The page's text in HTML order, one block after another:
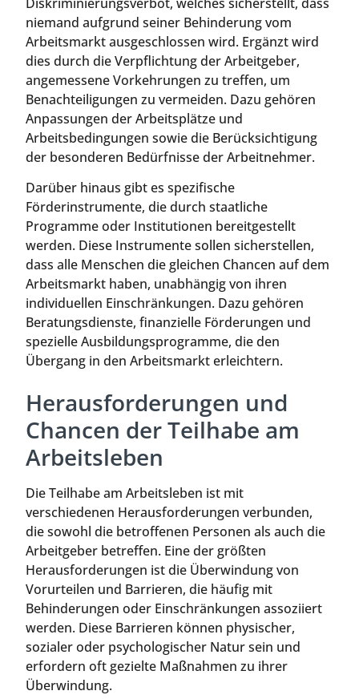
niemand aufgrund seiner Behinderung vom
Arbeitsmarkt ausgeschlossen wird. Ergänzt wird
dies durch die Verpflichtung der Arbeitgeber,
angemessene Vorkehrungen zu treffen, um
Benachteiligungen zu vermeiden. Dazu gehören
Anpassungen der Arbeitsplätze und
Arbeitsbedingungen sowie die Berücksichtigung
der besonderen Bedürfnisse der Arbeitnehmer.
Darüber hinaus gibt es spezifische
Förderinstrumente, die durch staatliche
Programme oder Institutionen bereitgestellt
werden. Diese Instrumente sollen sicherstellen,
dass alle Menschen die gleichen Chancen auf dem
Arbeitsmarkt haben, unabhängig von ihren
individuellen Einschränkungen. Dazu gehören
Beratungsdienste, finanzielle Förderungen und
spezielle Ausbildungsprogramme, die den
Übergang in den Arbeitsmarkt erleichtern.
Herausforderungen und
Chancen der Teilhabe am
Arbeitsleben
Die Teilhabe am Arbeitsleben ist mit
verschiedenen Herausforderungen verbunden,
die sowohl die betroffenen Personen als auch die
Arbeitgeber betreffen. Eine der größten
Herausforderungen ist die Überwindung von
Vorurteilen und Barrieren, die häufig mit
Behinderungen oder Einschränkungen assoziiert
werden. Diese Barrieren können physischer,
sozialer oder psychologischer Natur sein und
erfordern oft gezielte Maßnahmen zu ihrer
Überwindung.